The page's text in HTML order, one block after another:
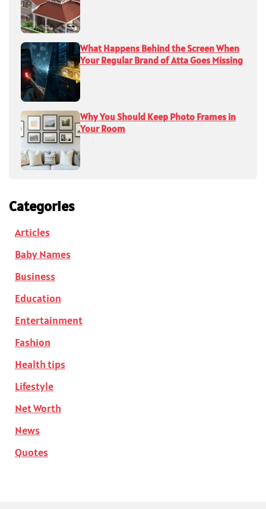
What Happens Behind the Screen When
Your Regular Brand of Atta Goes Missing
Why You Should Keep Photo Frames in
Your Room
Categories
Articles
Baby Names
Business
Education
Entertainment
Fashion
Health tips
Lifestyle
Net Worth
News
Quotes